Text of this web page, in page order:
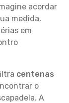
acordar
medida,
em
centenas
o
A